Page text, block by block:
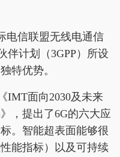
电信联盟无线电通信
伴计划（3GPP）所设
特优势。
IMT面向2030及未来
，提出了6G的六大应
。智能超表面能够很
能指标）以及可持续